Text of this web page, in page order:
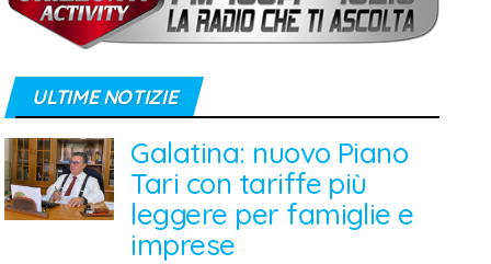
ULTIME NOTIZIE
Galatina: nuovo Piano
Tari con tariffe più
leggere per famiglie e
imprese